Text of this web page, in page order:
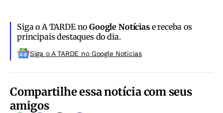
Siga o A TARDE noGoogle Notíciase receba os
principais destaques do dia.
Siga o A TARDE no Google Noticias
Compartilhe essa notícia com seus
amigos